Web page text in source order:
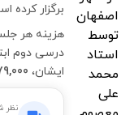
برگزار کرده
درسی دوم
ایشان، 679,000
نظر